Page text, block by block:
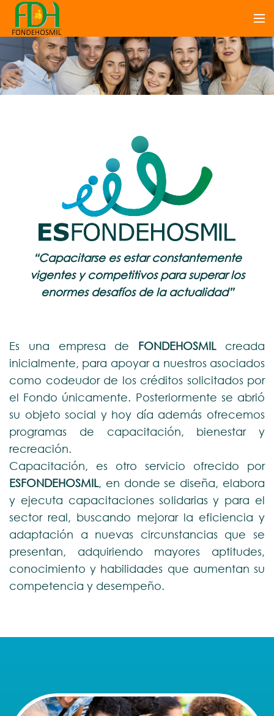
“Capacitarse es estar constantemente
vigentes y competitivos para superar los
enormes desafíos de la actualidad”
Es una empresa de FONDEHOSMILcreada
inicialmente, para apoyar a nuestros asociados
como codeudor de los créditos solicitados por
el Fondo únicamente. Posteriormente se abrió
su objeto social y hoy día además ofrecemos
programas de capacitación, bienestar y
recreación.
Capacitación, es otro servicio ofrecido por
ESFONDEHOSMIL, en donde se diseña, elabora
y ejecuta capacitaciones solidarias y para el
sector real, buscando mejorar la eficiencia y
adaptación a nuevas circunstancias que se
presentan, adquiriendo mayores aptitudes,
conocimiento y habilidades que aumentan su
competencia y desempeño.